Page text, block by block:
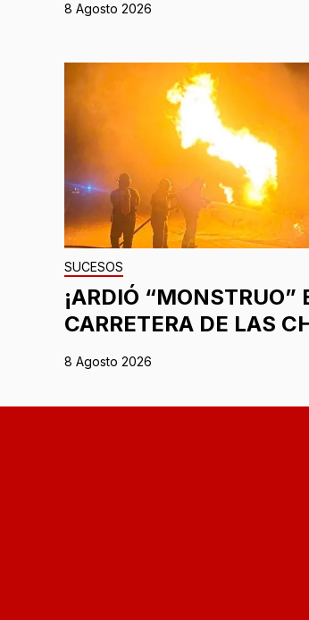
8 Agosto 2026
SUCESOS
¡ARDIÓ “MONSTRUO”
CARRETERA DE LAS
8 Agosto 2026